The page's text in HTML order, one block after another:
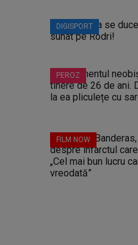
DIGISPORT
PEROZ
FILM NOW